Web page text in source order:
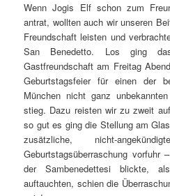
Wenn Jogis Elf schon zum
antrat, wollten auch wir unseren
Freundschaft leisten und
San Benedetto. Los ging
Gastfreundschaft am Freitag
Geburtstagsfeier für einen der
München nicht ganz
stieg. Dazu reisten wir zu zweit
so gut es ging die Stellung am
zusätzliche, nicht-
Geburtstagsüberraschung
der Sambenedettesi blickte,
auftauchten, schien die